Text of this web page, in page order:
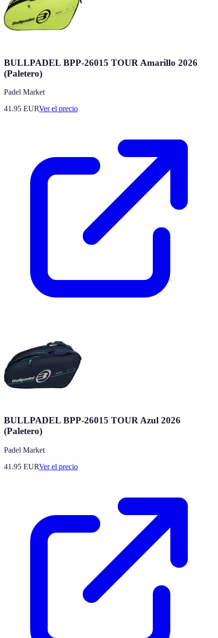
BULLPADEL BPP-26015 TOUR Amarillo 2026
(Paletero)
Padel Market
41.95 EURVer el precio
BULLPADEL BPP-26015 TOUR Azul 2026
(Paletero)
Padel Market
41.95 EURVer el precio